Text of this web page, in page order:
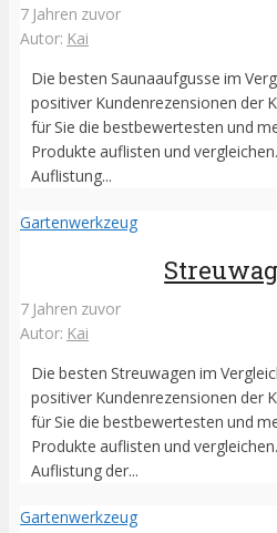
7 Jahren zuvor
Autor: Kai
Die besten Saunaaufgusse im
positiver Kundenrezensionen der
für Sie die bestbewertesten und
Produkte auflisten und
Auflistung...
Gartenwerkzeug
7 Jahren zuvor
Autor: Kai
Die besten Streuwagen im
positiver Kundenrezensionen der
für Sie die bestbewertesten und
Produkte auflisten und
Auflistung der...
Gartenwerkzeug